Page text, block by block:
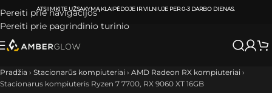
Pereiti prie navigacijos
Pereiti prie pagrindinio turinio
ATSIIMKITE UŽSAKYMĄKLAIPĖDOJE IR VILNIUJE PER0-3 DARBO DIENAS.
Pradžia › Stacionarūs kompiuteriai › AMD Radeon RX kompiuteriai ›
Stacionarus kompiuteris Ryzen 7 7700, RX 9060 XT 16GB